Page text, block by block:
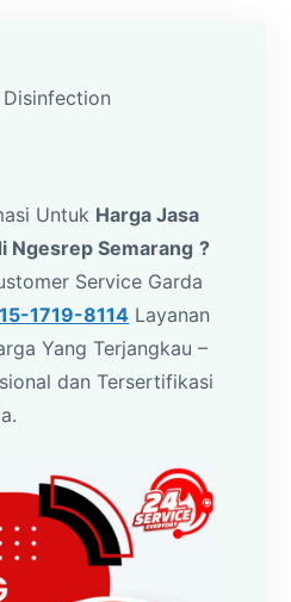
Untuk Harga Jasa
Ngesrep Semarang ?
Service Garda
1719-8114 Layanan
Yang Terjangkau –
dan Tersertifikasi